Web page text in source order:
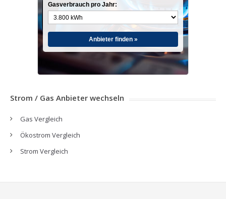
Gasverbrauch pro Jahr:
Anbieter finden »
Strom / Gas Anbieter wechseln
Gas Vergleich
Ökostrom Vergleich
Strom Vergleich